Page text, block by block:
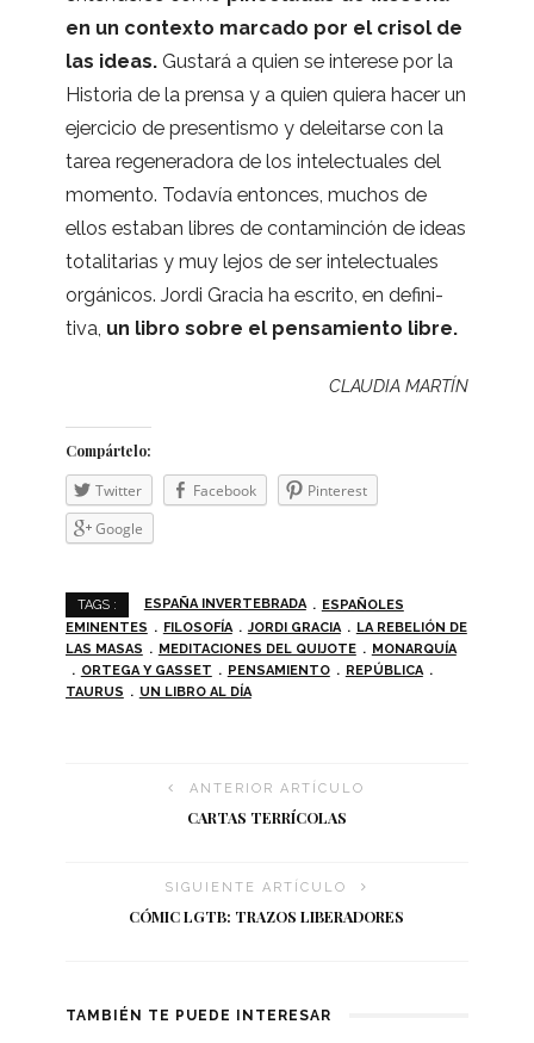
en un con­texto mar­cado por el cri­sol de
las ideas.Gus­tará a quien se interese por la
His­to­ria de la prensa y a quien quiera hacer un
ejer­ci­cio de pre­sen­tismo y delei­tarse con la
tarea rege­ne­ra­dora de los inte­lec­tua­les del
momento. Toda­vía enton­ces, muchos de
ellos esta­ban libres de con­ta­min­ción de ideas
tota­li­ta­rias y muy lejos de ser inte­lec­tua­les
orgá­ni­cos. Jordi Gra­cia ha escrito, en defi­ni­
tiva, un libro sobre el pen­sa­miento libre.
CLAUDIA MARTÍN
Com­pár­telo:
Twit­ter Face­book
Pin­te­rest
Goo­gle
TAGS : ESPAÑA INVERTEBRADA
ESPAÑOLES
EMINENTES
FILOSOFÍA JORDI GRACIA
LA REBELIÓN DE
LAS MASAS
MEDITACIONES DEL QUIJOTE
MONARQUÍA
ORTEGA Y GASSET
PENSAMIENTO
REPÚBLICA
TAURUS
UN LIBRO AL DÍA
ANTERIOR ARTÍCULO
CARTAS TERRÍCOLAS
SIGUIENTE ARTÍCULO
CÓMIC LGTB: TRAZOS LIBERADORES
TAMBIÉN TE PUEDE INTERESAR